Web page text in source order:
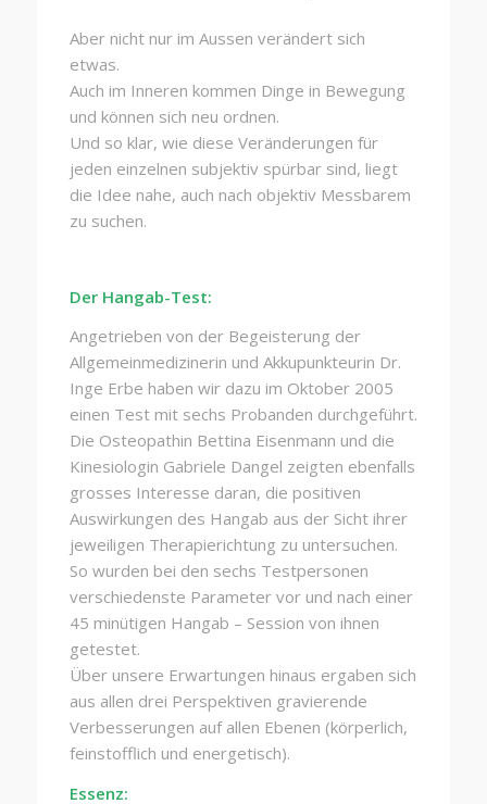
Aber nicht nur im Aussen verändert sich
etwas.
Auch im Inneren kommen Dinge in Bewegung
und können sich neu ordnen.
Und so klar, wie diese Veränderungen für
jeden einzelnen subjektiv spürbar sind, liegt
die Idee nahe, auch nach objektiv Messbarem
zu suchen.
Der Hangab-Test:
Angetrieben von der Begeisterung der
Allgemeinmedizinerin und Akkupunkteurin Dr.
Inge Erbe haben wir dazu im Oktober 2005
einen Test mit sechs Probanden durchgeführt.
Die Osteopathin Bettina Eisenmann und die
Kinesiologin Gabriele Dangel zeigten ebenfalls
grosses Interesse daran, die positiven
Auswirkungen des Hangab aus der Sicht ihrer
jeweiligen Therapierichtung zu untersuchen.
So wurden bei den sechs Testpersonen
verschiedenste Parameter vor und nach einer
45 minütigen Hangab – Session von ihnen
getestet.
Über unsere Erwartungen hinaus ergaben sich
aus allen drei Perspektiven gravierende
Verbesserungen auf allen Ebenen (körperlich,
feinstofflich und energetisch).
Essenz: